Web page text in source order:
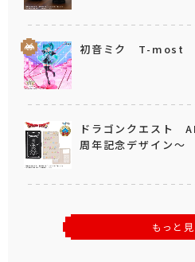
初音ミク T-most
ドラゴンクエスト
周年記念デザイン～
もっと見